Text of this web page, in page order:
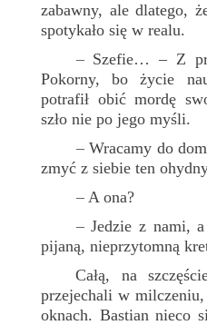
zabawny, ale dlatego,
spotykało się w realu.
– Szefie… – Z
Pokorny, bo życie
potrafił obić mordę
szło nie po jego myśli.
– Wracamy do
zmyć z siebie ten
– A ona?
– Jedzie z nami,
pijaną, nieprzytomną
Całą, na
przejechali w
oknach. Bastian nieco